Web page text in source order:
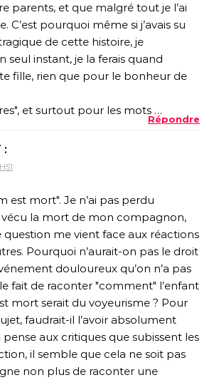
parents, et que malgré tout je l’ai
C’est pourquoi même si j’avais su
de cette histoire, je
seul instant, je la ferais quand
fille, rien que pour le bonheur de
et surtout pour les mots …
Répondre
:
est mort". Je n’ai pas perdu
vécu la mort de mon compagnon,
question me vient face aux réactions
Pourquoi n’aurait-on pas le droit
douloureux qu’on n’a pas
fait de raconter "comment" l’enfant
mort serait du voyeurisme ? Pour
faudrait-il l’avoir absolument
aux critiques que subissent les
il semble que cela ne soit pas
non plus de raconter une